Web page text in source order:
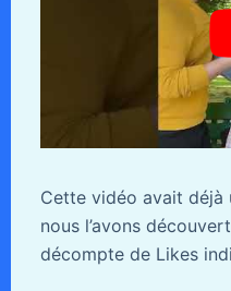
Cette vidéo avait déjà
nous l’avons
décompte de Likes